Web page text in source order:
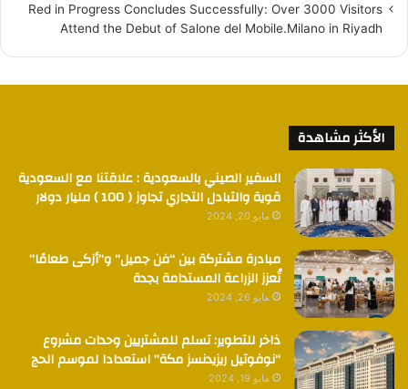
Red in Progress Concludes Successfully: Over 3000 Visitors
Attend the Debut of Salone del Mobile.Milano in Riyadh
الأكثر مشاهدة
السفير الصيني بالسعودية : علاقتنا مع السعودية
قوية والتبادل التجاري تجاوز ( 100 ) مليار دولار
مايو 20, 2024
مبادرة مشتركة بين “فن جميل” و”أزكى طعامًا”
تُعزز الزراعة المستدامة بجدة
مايو 26, 2024
ذاخر للتطوير: تسلم للمشتريين وحدات مشروع
“نوفوتيل ريزيدنسز مكة” استعدادا لموسم الحج
مايو 19, 2024